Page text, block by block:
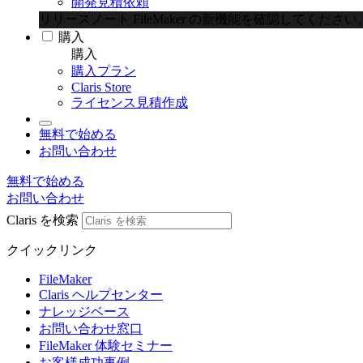
リリースノート
FileMaker の新機能を確認してください。
購入
購入
購入プラン
Claris Store
ライセンス見積作成
無料で始める
お問い合わせ
無料で始める
お問い合わせ
Claris を検索
クイックリンク
FileMaker
Claris ヘルプセンター
ナレッジベース
お問い合わせ窓口
FileMaker 体験セミナー